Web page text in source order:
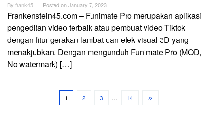
By frank45 Posted onJanuary 7, 2023
Frankenstein45.com – Funimate Pro merupakan aplikasi
pengeditan video terbaik atau pembuat video Tiktok
dengan fitur gerakan lambat dan efek visual 3D yang
menakjubkan. Dengan mengunduh Funimate Pro (MOD,
No watermark) […]
1 2 3 … 14